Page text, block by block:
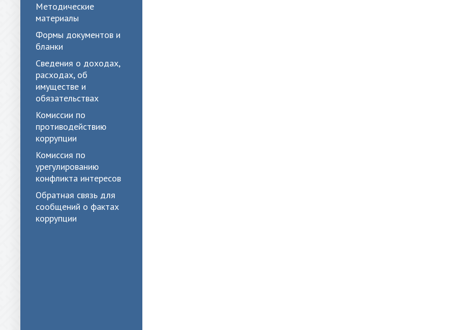
Методические
материалы
Формы документов и
бланки
Сведения о доходах,
расходах, об
имуществе и
обязательствах
Комиссии по
противодействию
коррупции
Комиссия по
урегулированию
конфликта интересов
Обратная связь для
сообщений о фактах
коррупции